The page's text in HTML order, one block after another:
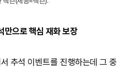
만으로 핵심 재화 보장
추석 이벤트를 진행하는데 그 중